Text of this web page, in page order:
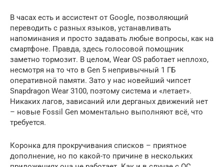
В часах есть и ассистент от Google, позволяющий
переводить с разных языков, устанавливать
напоминания и просто задавать любые вопросы, как на
смартфоне. Правда, здесь голосовой помощник
заметно тормозит. В целом, Wear OS работает неплохо,
несмотря на то что в Gen 5 непривычный 1 ГБ
оперативной памяти. Зато у нас новейший чипсет
Snapdragon Wear 3100, поэтому система и «летает».
Никаких лагов, зависаний или дерганых движений нет
– новые Fossil Gen моментально выполняют всё, что
требуется.
Коронка для прокручивания списков – приятное
дополнение, но по какой-то причине в нескольких